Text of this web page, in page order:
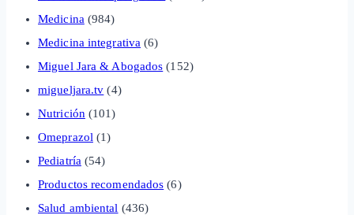
Medicina (984)
Medicina integrativa (6)
Miguel Jara & Abogados (152)
migueljara.tv (4)
Nutrición (101)
Omeprazol (1)
Pediatría (54)
Productos recomendados (6)
Salud ambiental (436)